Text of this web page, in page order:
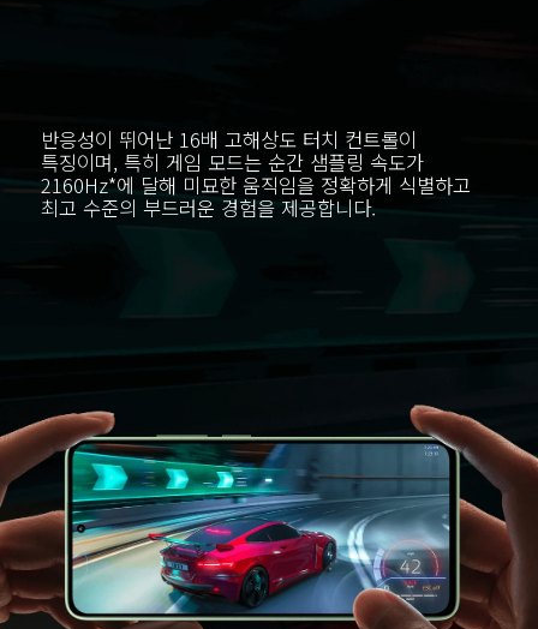
반응성이 뛰어난 16배 고해상도 터치 컨트롤이
특징이며, 특히 게임 모드는 순간 샘플링 속도가
2160Hz*에 달해 미묘한 움직임을 정확하게 식별하고
최고 수준의 부드러운 경험을 제공합니다.